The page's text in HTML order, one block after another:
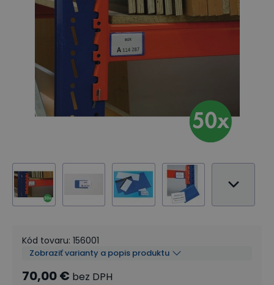
Kód tovaru: 156001
Zobraziť varianty a popis produktu
70,00 € bez DPH